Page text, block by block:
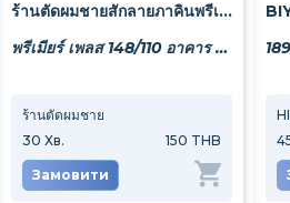
ร้านตัดผมชายสักลายภาคินพรีเมียร์
พรีเมียร์ เพลส 148/110 อาคาร 3 ถ. เสรี 9 แขวงสวนหลวง เขตสวนหลวง กรุงเทพมหานคร 10250
ร้านตัดผมชาย
30 Хв. 150 THB
Замовити
ตัดหรือ
Хв.